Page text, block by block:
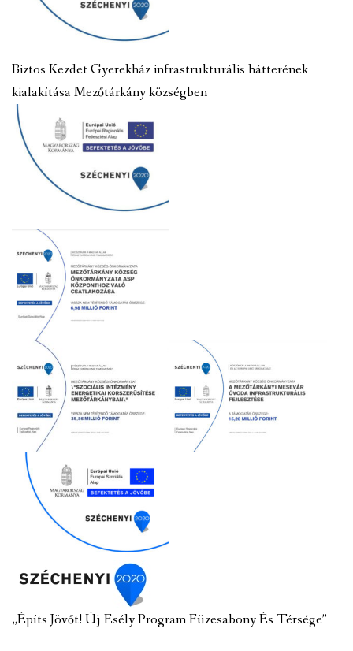
Biztos Kezdet Gyerekház infrastrukturális hátterének
kialakítása Mezőtárkány községben
„Építs Jövőt! Új Esély Program Füzesabony És Térsége”